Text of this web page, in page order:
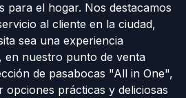
para el hogar. Nos destacamos
al cliente en la ciudad,
sea una experiencia
en nuestro punto de venta
de pasabocas "All in One",
opciones prácticas y deliciosas